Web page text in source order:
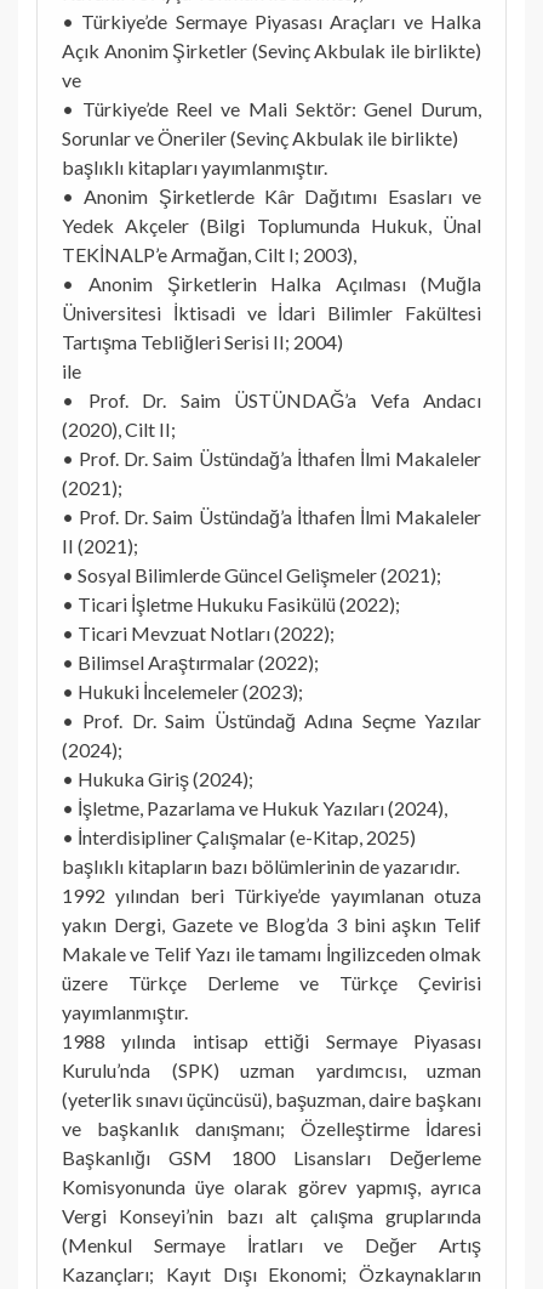
• Türkiye’de Sermaye Piyasası Araçları ve Halka
Açık Anonim Şirketler (Sevinç Akbulak ile birlikte)
ve
• Türkiye’de Reel ve Mali Sektör: Genel Durum,
Sorunlar ve Öneriler (Sevinç Akbulak ile birlikte)
başlıklı kitapları yayımlanmıştır.
• Anonim Şirketlerde Kâr Dağıtımı Esasları ve
Yedek Akçeler (Bilgi Toplumunda Hukuk, Ünal
TEKİNALP’e Armağan, Cilt I; 2003),
• Anonim Şirketlerin Halka Açılması (Muğla
Üniversitesi İktisadi ve İdari Bilimler Fakültesi
Tartışma Tebliğleri Serisi II; 2004)
ile
• Prof. Dr. Saim ÜSTÜNDAĞ’a Vefa Andacı
(2020), Cilt II;
• Prof. Dr. Saim Üstündağ’a İthafen İlmi Makaleler
(2021);
• Prof. Dr. Saim Üstündağ’a İthafen İlmi Makaleler
II (2021);
• Sosyal Bilimlerde Güncel Gelişmeler (2021);
• Ticari İşletme Hukuku Fasikülü (2022);
• Ticari Mevzuat Notları (2022);
• Bilimsel Araştırmalar (2022);
• Hukuki İncelemeler (2023);
• Prof. Dr. Saim Üstündağ Adına Seçme Yazılar
(2024);
• Hukuka Giriş (2024);
• İşletme, Pazarlama ve Hukuk Yazıları (2024),
• İnterdisipliner Çalışmalar (e-Kitap, 2025)
başlıklı kitapların bazı bölümlerinin de yazarıdır.
1992 yılından beri Türkiye’de yayımlanan otuza
yakın Dergi, Gazete ve Blog’da 3 bini aşkın Telif
Makale ve Telif Yazı ile tamamı İngilizceden olmak
üzere Türkçe Derleme ve Türkçe Çevirisi
yayımlanmıştır.
1988 yılında intisap ettiği Sermaye Piyasası
Kurulu’nda (SPK) uzman yardımcısı, uzman
(yeterlik sınavı üçüncüsü), başuzman, daire başkanı
ve başkanlık danışmanı; Özelleştirme İdaresi
Başkanlığı GSM 1800 Lisansları Değerleme
Komisyonunda üye olarak görev yapmış, ayrıca
Vergi Konseyi’nin bazı alt çalışma gruplarında
(Menkul Sermaye İratları ve Değer Artış
Kazançları; Kayıt Dışı Ekonomi; Özkaynakların